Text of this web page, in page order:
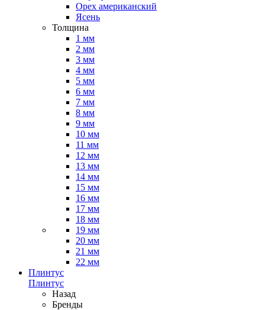
Орех американский
Ясень
Толщина
1 мм
2 мм
3 мм
4 мм
5 мм
6 мм
7 мм
8 мм
9 мм
10 мм
11 мм
12 мм
13 мм
14 мм
15 мм
16 мм
17 мм
18 мм
19 мм
20 мм
21 мм
22 мм
Плинтус
Плинтус
Назад
Бренды